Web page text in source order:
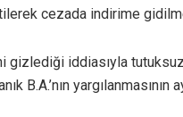
cezada indirime
iddiasıyla tutuksuz
B.A.’nın yargılanmasının